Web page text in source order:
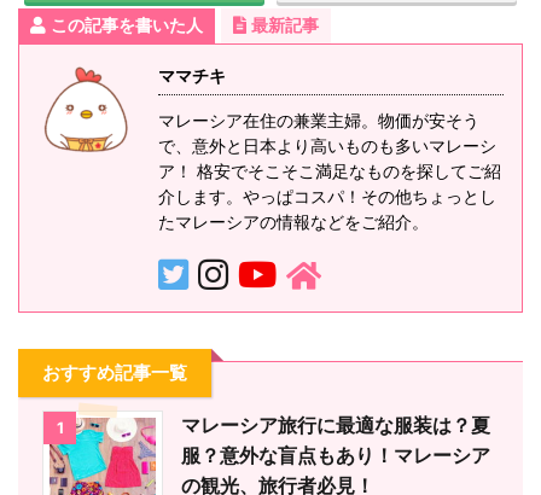
この記事を書いた人 最新記事
ママチキ
マレーシア在住の兼業主婦。物価が安そう
で、意外と日本より高いものも多いマレーシ
ア！ 格安でそこそこ満足なものを探してご紹
介します。やっぱコスパ！その他ちょっとし
たマレーシアの情報などをご紹介。
おすすめ記事一覧
1
マレーシア旅行に最適な服装は？夏
服？意外な盲点もあり！マレーシア
の観光、旅行者必見！